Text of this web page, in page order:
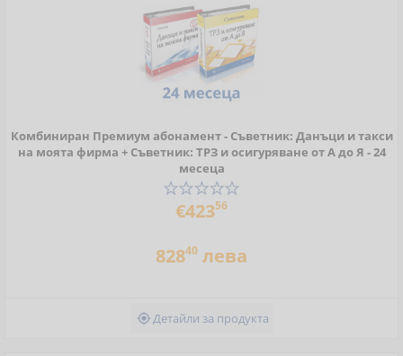
Комбиниран Премиум абонамент - Съветник: Данъци и такси
на моята фирма + Съветник: ТРЗ и осигуряване от А до Я - 24
месеца
€42356
82840 лева
Детайли за продукта